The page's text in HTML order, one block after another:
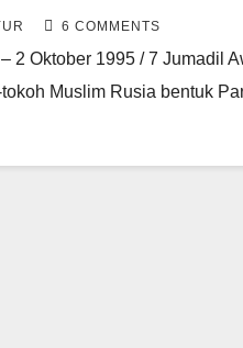
6 COMMENTS
2 Oktober 1995 / 7 Jumadil
Muslim Rusia bentuk